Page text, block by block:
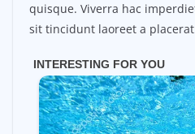
quisque. Viverra hac
sit tincidunt laoreet a